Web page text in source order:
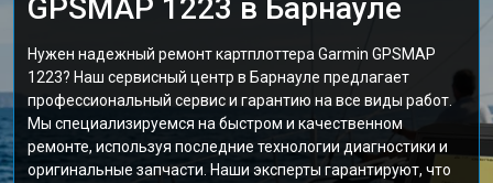
GPSMAP 1223 в Барнауле
Нужен надежный ремонт картплоттера Garmin GPSMAP
1223? Наш сервисный центр в Барнауле предлагает
профессиональный сервис и гарантию на все виды работ.
Мы специализируемся на быстром и качественном
ремонте, используя последние технологии диагностики и
оригинальные запчасти. Наши эксперты гарантируют, что